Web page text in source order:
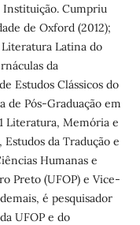
Instituição. Cumpriu
de Oxford (2012);
Latina do
da
Estudos Clássicos do
de Pós-Graduação em
Literatura, Memória e
da Tradução e
Humanas e
Preto (UFOP) e Vice-
é pesquisador
UFOP e do